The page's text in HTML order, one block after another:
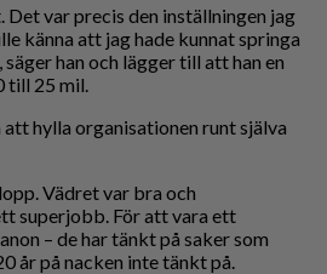
var precis den inställningen jag
känna att jag hade kunnat springa
han och lägger till att han en
till 25 mil.
att hylla organisationen runt själva
Vädret var bra och
superjobb. För att vara ett
– de har tänkt på saker som
år på nacken inte tänkt på.